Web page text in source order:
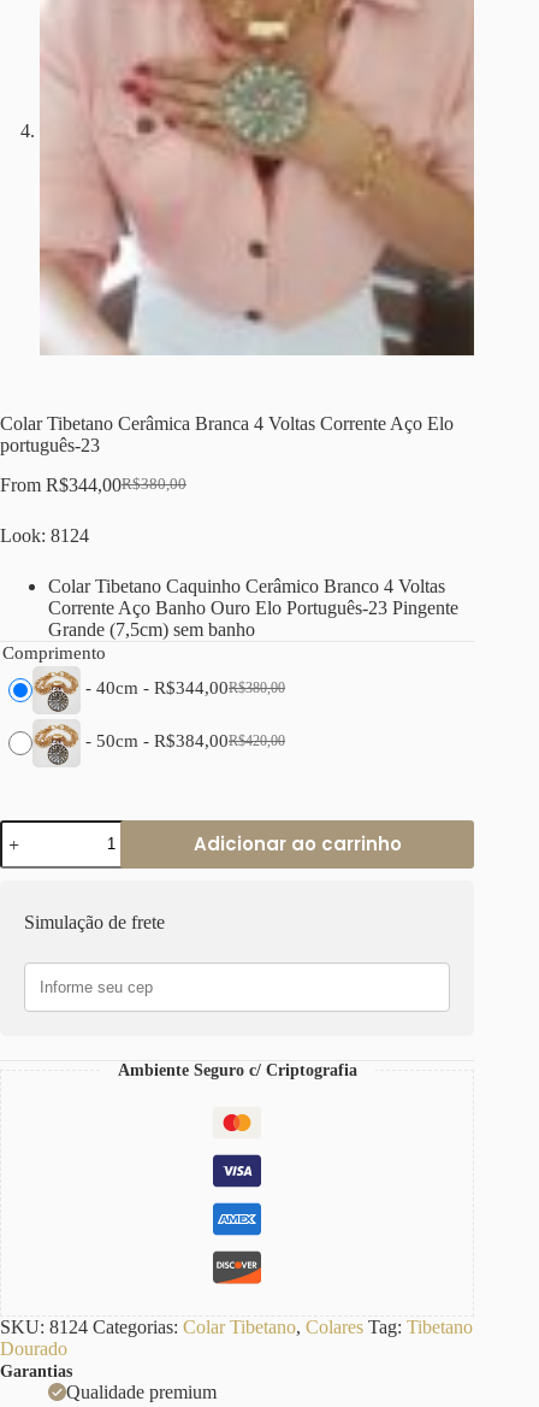
Colar Tibetano Cerâmica Branca 4 Voltas Corrente Aço Elo
português-23
From
R$380,00
O
R$380,00.
R$344,00O
R$344,00.
Look: 8124
Colar Tibetano Caquinho Cerâmico Branco 4 Voltas
Corrente Aço Banho Ouro Elo Português-23 Pingente
Grande (7,5cm) sem banho
Comprimento
- 40cm - R$380,00
O
original
R$344,00O
atual
- 50cm - R$420,00
O
R$420,00.
R$384,00O
R$384,00.
Colar
Tibetano
Cerâmica
Voltas
Aço
português-
Adicionar ao carrinho
Simulação de frete
Ambiente Seguro c/ Criptografia
SKU: 8124 Categorias: Colar Tibetano, Colares Tag: Tibetano
Dourado
Garantias
Qualidade premium